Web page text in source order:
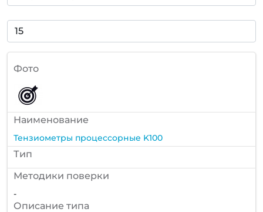
Фото
Наименование
Тензиометры процессорные K100
Тип
Методики поверки
-
Описание типа